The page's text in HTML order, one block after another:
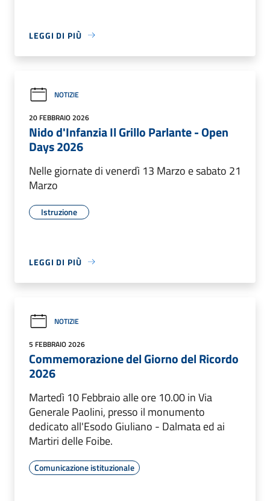
LEGGI DI PIÙ
NOTIZIE
20 FEBBRAIO 2026
Nido d'Infanzia Il Grillo Parlante - Open
Days 2026
Nelle giornate di venerdì 13 Marzo e sabato 21
Marzo
Istruzione
LEGGI DI PIÙ
NOTIZIE
5 FEBBRAIO 2026
Commemorazione del Giorno del Ricordo
2026
Martedì 10 Febbraio alle ore 10.00 in Via
Generale Paolini, presso il monumento
dedicato all'Esodo Giuliano - Dalmata ed ai
Martiri delle Foibe.
Comunicazione istituzionale